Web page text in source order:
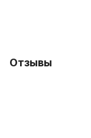
Отзывы